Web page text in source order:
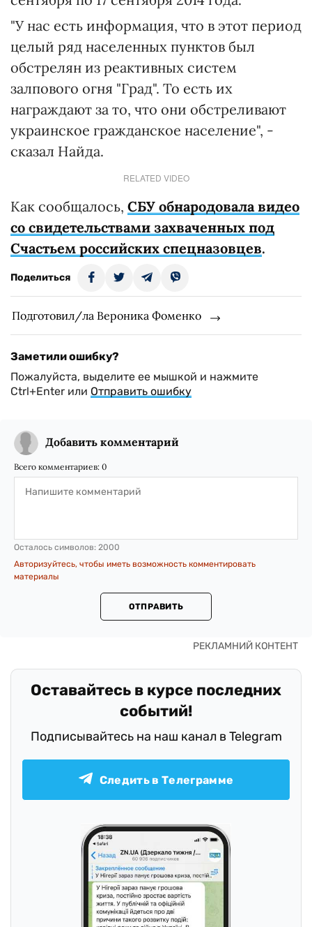
"У нас есть информация, что в этот период
целый ряд населенных пунктов был
обстрелян из реактивных систем
залпового огня "Град". То есть их
награждают за то, что они обстреливают
украинское гражданское население", -
сказал Найда.
RELATED VIDEO
Как сообщалось, СБУ обнародовала видео
со свидетельствами захваченных под
Счастьем российских спецназовцев.
Поделиться
Подготовил/ла Вероника Фоменко
Заметили ошибку?
Пожалуйста, выделите ее мышкой и нажмите
Ctrl+Enter или Отправить ошибку
Добавить комментарий
Всего комментариев: 0
Осталось символов: 2000
Авторизуйтесь, чтобы иметь возможность комментировать
материалы
ОТПРАВИТЬ
Оставайтесь в курсе последних
событий!
Подписывайтесь на наш канал в Telegram
Следить в Телеграмме